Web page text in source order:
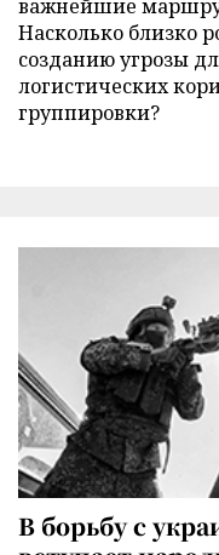
важнейшие
Насколько близко
созданию угрозы
логистических
группировки?
В борьбу с